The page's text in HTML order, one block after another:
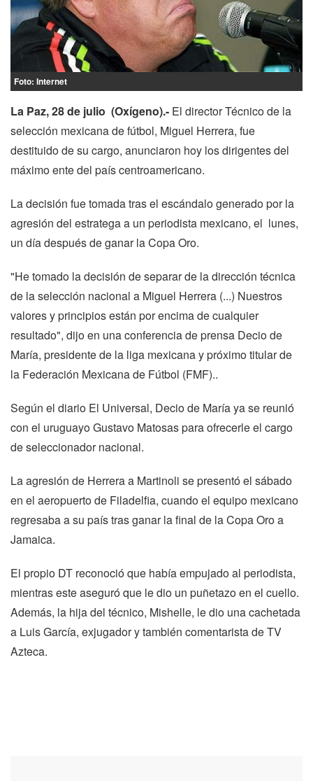
Foto: Internet
La Paz, 28 de julio (Oxígeno).- El director Técnico de la
selección mexicana de fútbol, Miguel Herrera, fue
destituido de su cargo, anunciaron hoy los dirigentes del
máximo ente del país centroamericano.
La decisión fue tomada tras el escándalo generado por la
agresión del estratega a un periodista mexicano, el lunes,
un día después de ganar la Copa Oro.
"He tomado la decisión de separar de la dirección técnica
de la selección nacional a Miguel Herrera (...) Nuestros
valores y principios están por encima de cualquier
resultado", dijo en una conferencia de prensa Decio de
María, presidente de la liga mexicana y próximo titular de
la Federación Mexicana de Fútbol (FMF)..
Según el diario El Universal, Decio de María ya se reunió
con el uruguayo Gustavo Matosas para ofrecerle el cargo
de seleccionador nacional.
La agresión de Herrera a Martinoli se presentó el sábado
en el aeropuerto de Filadelfia, cuando el equipo mexicano
regresaba a su país tras ganar la final de la Copa Oro a
Jamaica.
El propio DT reconoció que había empujado al periodista,
mientras este aseguró que le dio un puñetazo en el cuello.
Además, la hija del técnico, Mishelle, le dio una cachetada
a Luis García, exjugador y también comentarista de TV
Azteca.